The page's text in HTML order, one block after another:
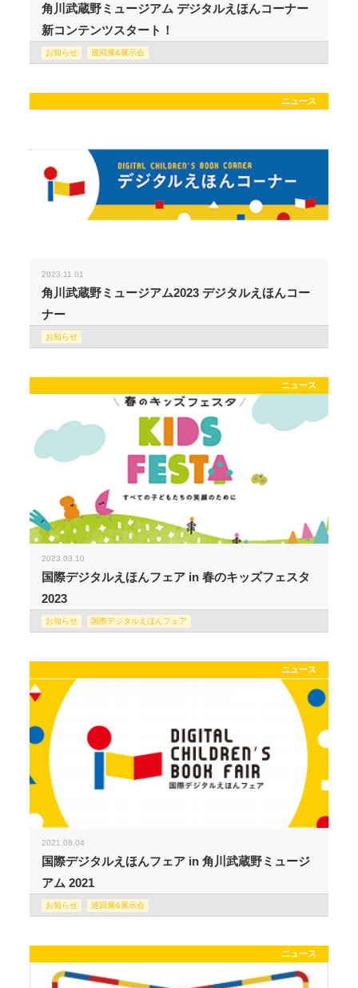
角川武蔵野ミュージアム デジタルえほんコーナー
新コンテンツスタート！
お知らせ 巡回展&展示会
ニュース
2023.11.01
角川武蔵野ミュージアム2023 デジタルえほんコー
ナー
お知らせ
ニュース
2023.03.10
国際デジタルえほんフェア in 春のキッズフェスタ
2023
お知らせ 国際デジタルえほんフェア
ニュース
2021.08.04
国際デジタルえほんフェア in 角川武蔵野ミュージ
アム 2021
お知らせ 巡回展&展示会
ニュース